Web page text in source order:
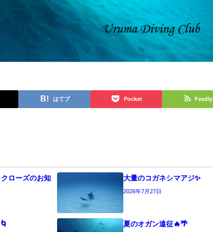
はてブ Pocket Feedly
ローズのお知 大量のコガネシマアジ✨
2026年7月27日
夏のオガン遠征🔥🌴